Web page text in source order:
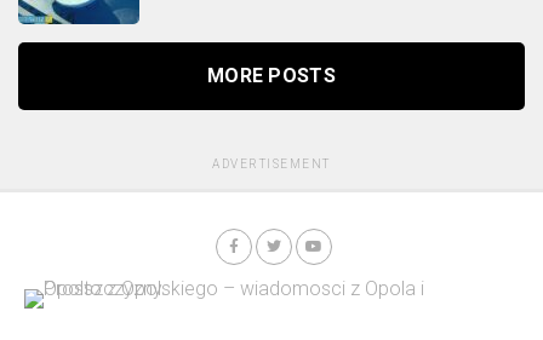
MORE POSTS
ADVERTISEMENT